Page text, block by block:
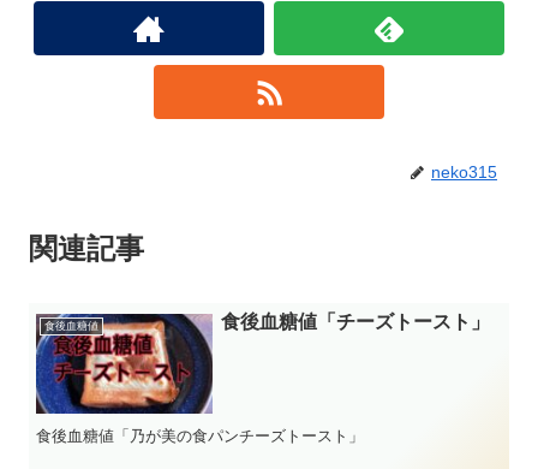
neko315
関連記事
食後血糖値 食後血糖値「チーズトースト」
食後血糖値「乃が美の食パンチーズトースト」